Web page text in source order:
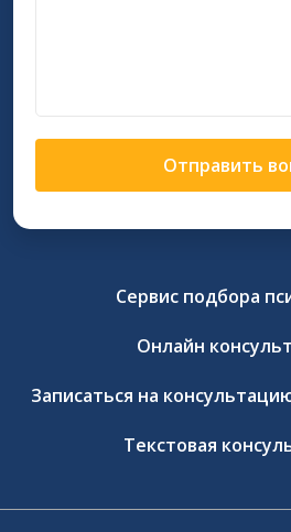
Отправить
Сервис подбора
Онлайн
Записаться на
Текстовая